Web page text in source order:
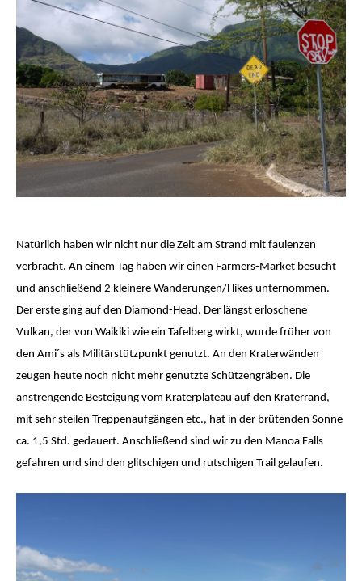
Natürlich haben wir nicht nur die Zeit am Strand mit faulenzen
verbracht. An einem Tag haben wir einen Farmers-Market besucht
und anschließend 2 kleinere Wanderungen/Hikes unternommen.
Der erste ging auf den Diamond-Head. Der längst erloschene
Vulkan, der von Waikiki wie ein Tafelberg wirkt, wurde früher von
den Ami´s als Militärstützpunkt genutzt. An den Kraterwänden
zeugen heute noch nicht mehr genutzte Schützengräben. Die
anstrengende Besteigung vom Kraterplateau auf den Kraterrand,
mit sehr steilen Treppenaufgängen etc., hat in der brütenden Sonne
ca. 1,5 Std. gedauert. Anschließend sind wir zu den Manoa Falls
gefahren und sind den glitschigen und rutschigen Trail gelaufen.